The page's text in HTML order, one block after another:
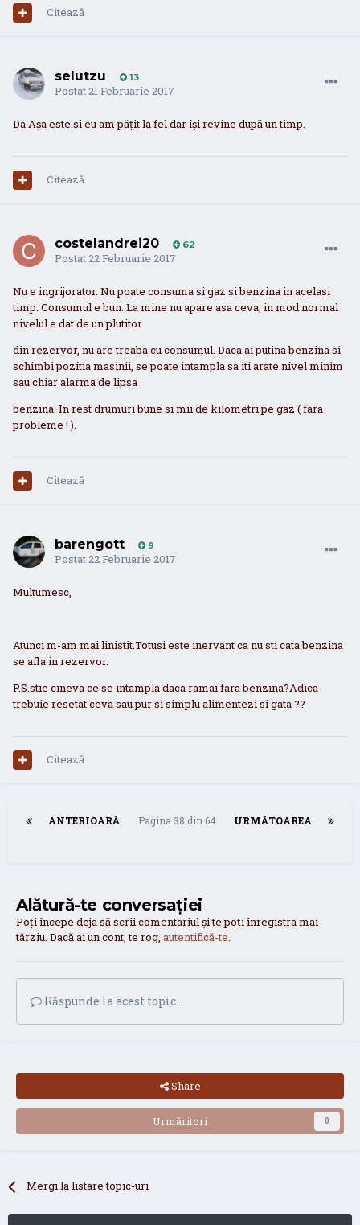
Citează
selutzu 13
Postat21 Februarie 2017
Da Așa este.si eu am pățit la fel dar își revine după un timp.
Citează
costelandrei20 62
Postat22 Februarie 2017
Nu e ingrijorator. Nu poate consuma si gaz si benzina in acelasi
timp. Consumul e bun. La mine nu apare asa ceva, in mod normal
nivelul e dat de un plutitor
din rezervor, nu are treaba cu consumul. Daca ai putina benzina si
schimbi pozitia masinii, se poate intampla sa iti arate nivel minim
sau chiar alarma de lipsa
benzina. In rest drumuri bune si mii de kilometri pe gaz ( fara
probleme ! ).
Citează
barengott 9
Postat22 Februarie 2017
Multumesc,
Atunci m-am mai linistit.Totusi este inervant ca nu sti cata benzina
se afla in rezervor.
P.S.stie cineva ce se intampla daca ramai fara benzina?Adica
trebuie resetat ceva sau pur si simplu alimentezi si gata ??
Citează
ANTERIOARĂ URMĂTOAREA
Pagina 38 din 64
Alătură-te conversației
Poți începe deja să scrii comentariul și te poți înregistra mai
târziu. Dacă ai un cont, te rog, autentifică-te.
Răspunde la acest topic...
Share
Urmăritori 0
Mergi la listare topic-uri